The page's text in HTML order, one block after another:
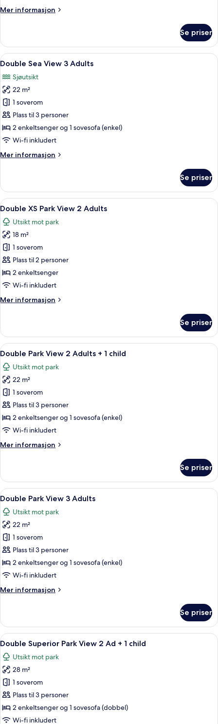
+
Mer informasjon
Mer
Sea
View
2
+
child
Se priser
Åpne
alle
bildene
av
Double
Sea
View
3
Skrivebord, lydisolert, wi-fi
5
Double Sea View 3 Adults
Sjøutsikt
22 m²
1 soverom
Plass til 3 personer
2 enkeltsenger og 1 sovesofa (enkel)
Wi-fi inkludert
Mer informasjon
Mer
Sea
View
3
Adults
Se priser
Åpne
alle
bildene
av
Double
XS
Park
View
Adults
Skrivebord, lydisolert, wi-fi
2
Double XS Park View 2 Adults
Utsikt mot park
18 m²
1 soverom
Plass til 2 personer
2 enkeltsenger
Wi-fi inkludert
Mer informasjon
Mer
XS
Park
View
Adults
Se priser
Åpne
alle
bildene
av
Double
Park
View
2
+
5
Double Park View 2 Adults + 1 child
Utsikt mot park
22 m²
1 soverom
Plass til 3 personer
2 enkeltsenger og 1 sovesofa (enkel)
Wi-fi inkludert
Mer informasjon
Mer
Park
View
2
Adults
+
child
Se priser
Åpne
alle
bildene
av
Double
Park
View
3
5
Double Park View 3 Adults
Utsikt mot park
22 m²
1 soverom
Plass til 3 personer
2 enkeltsenger og 1 sovesofa (enkel)
Wi-fi inkludert
Mer informasjon
Mer
Park
View
3
Adults
Se priser
Åpne
alle
bildene
av
Double
Superior
Park
View
4
Double Superior Park View 2 Ad + 1 child
Utsikt mot park
28 m²
1 soverom
Plass til 3 personer
2 enkeltsenger og 1 sovesofa (dobbel)
Wi-fi inkludert